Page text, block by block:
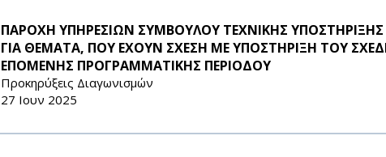
ΠΑΡΟΧΗ ΥΠΗΡΕΣΙΩΝ ΣΥΜΒΟΥΛΟΥ ΤΕΧΝΙΚΗΣ
ΓΙΑ ΘΕΜΑΤΑ, ΠΟΥ ΕΧΟΥΝ ΣΧΕΣΗ ΜΕ ΥΠΟΣΤΗΡΙΞΗ ΤΟΥ
ΕΠΟΜΕΝΗΣ ΠΡΟΓΡΑΜΜΑΤΙΚΗΣ ΠΕΡΙΟΔΟΥ
Προκηρύξεις Διαγωνισμών
27 Ιουν 2025